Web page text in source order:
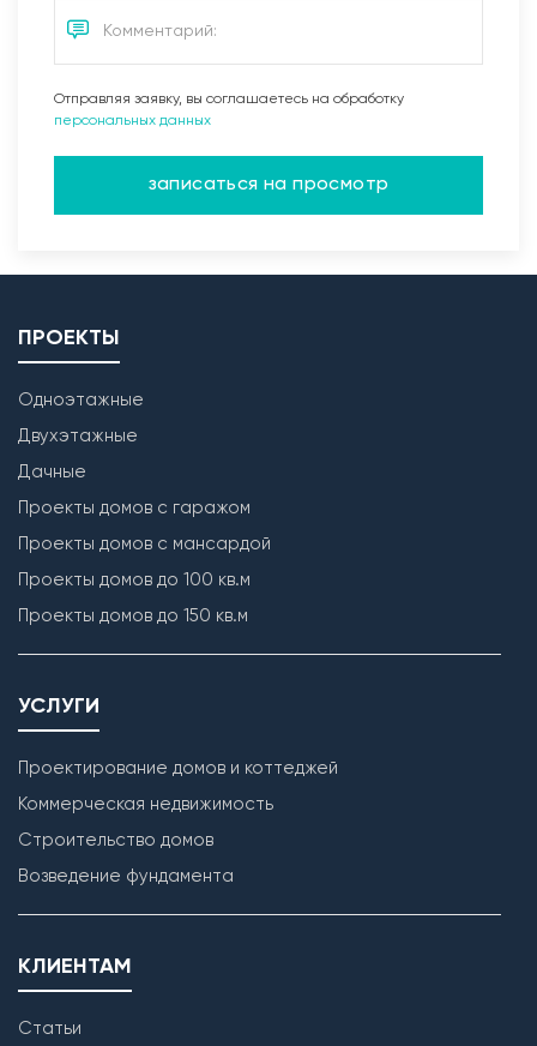
Отправляя заявку, вы соглашаетесь на обработку
персональных данных
записаться на просмотр
ПРОЕКТЫ
Одноэтажные
Двухэтажные
Дачные
Проекты домов с гаражом
Проекты домов с мансардой
Проекты домов до 100 кв.м
Проекты домов до 150 кв.м
УСЛУГИ
Проектирование домов и коттеджей
Коммерческая недвижимость
Строительство домов
Возведение фундамента
КЛИЕНТАМ
Статьи